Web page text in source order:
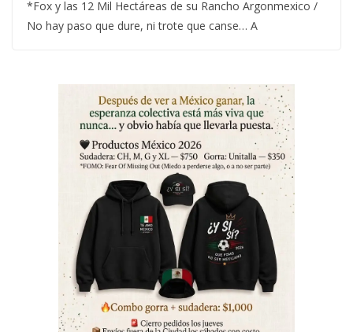
*Fox y las 12 Mil Hectáreas de su Rancho Argonmexico /
No hay paso que dure, ni trote que canse… A